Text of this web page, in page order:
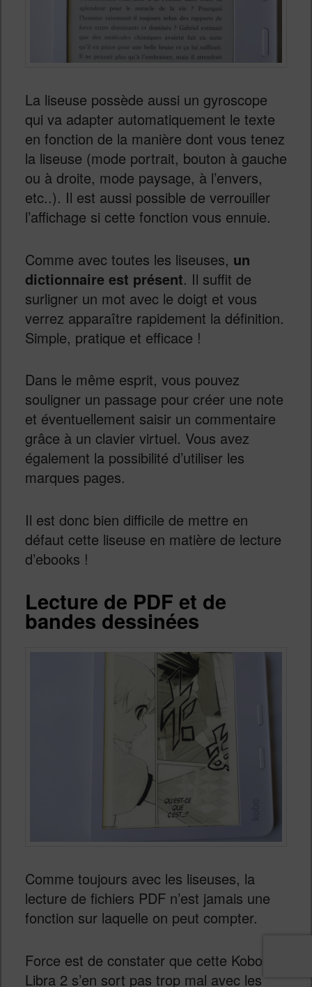
La liseuse possède aussi un gyroscope
qui va adapter automatiquement le texte
en fonction de la manière dont vous tenez
la liseuse (mode portrait, bouton à gauche
ou à droite, mode paysage, à l’envers,
etc..). Il est aussi possible de verrouiller
l’affichage si cette fonction vous ennuie.
Comme avec toutes les liseuses, un
dictionnaire est présent. Il suffit de
surligner un mot avec le doigt et vous
verrez apparaître rapidement la définition.
Simple, pratique et efficace !
Dans le même esprit, vous pouvez
souligner un passage pour créer une note
et éventuellement saisir un commentaire
grâce à un clavier virtuel. Vous avez
également la possibilité d’utiliser les
marques pages.
Il est donc bien difficile de mettre en
défaut cette liseuse en matière de lecture
d’ebooks !
Lecture de PDF et de
bandes dessinées
Comme toujours avec les liseuses, la
lecture de fichiers PDF n’est jamais une
fonction sur laquelle on peut compter.
Force est de constater que cette Kobo
Libra 2 s’en sort pas trop mal avec les